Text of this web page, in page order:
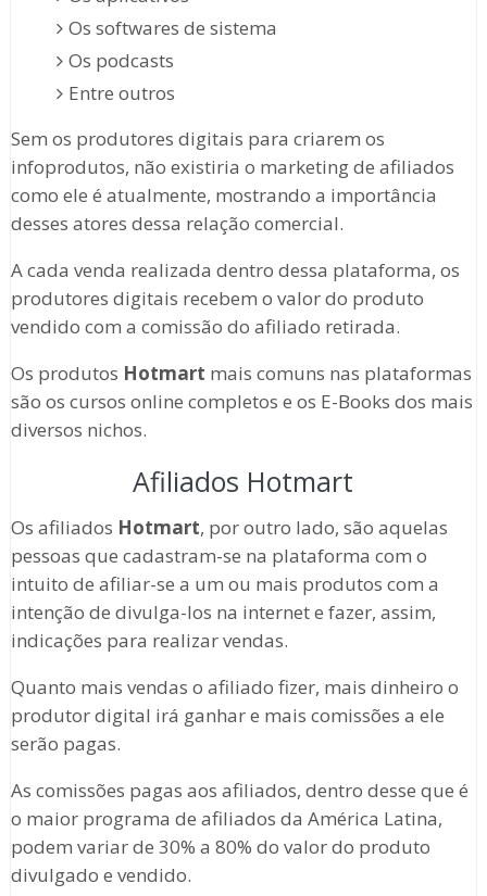
Os softwares de sistema
Os podcasts
Entre outros
Sem os produtores digitais para criarem os
infoprodutos, não existiria o marketing de afiliados
como ele é atualmente, mostrando a importância
desses atores dessa relação comercial.
A cada venda realizada dentro dessa plataforma, os
produtores digitais recebem o valor do produto
vendido com a comissão do afiliado retirada.
Os produtos Hotmart mais comuns nas plataformas
são os cursos online completos e os E-Books dos mais
diversos nichos.
Afiliados Hotmart
Os afiliados Hotmart, por outro lado, são aquelas
pessoas que cadastram-se na plataforma com o
intuito de afiliar-se a um ou mais produtos com a
intenção de divulga-los na internet e fazer, assim,
indicações para realizar vendas.
Quanto mais vendas o afiliado fizer, mais dinheiro o
produtor digital irá ganhar e mais comissões a ele
serão pagas.
As comissões pagas aos afiliados, dentro desse que é
o maior programa de afiliados da América Latina,
podem variar de 30% a 80% do valor do produto
divulgado e vendido.